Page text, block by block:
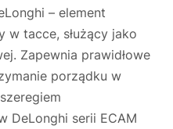
– element
w tacce, służący jako
Zapewnia prawidłowe
porządku w
DeLonghi serii ECAM